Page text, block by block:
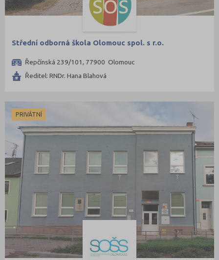
Střední odborná škola Olomouc spol. s r.o.
Řepčínská 239/101, 77900 Olomouc
Ředitel: RNDr. Hana Blahová
PRIVÁTNÍ